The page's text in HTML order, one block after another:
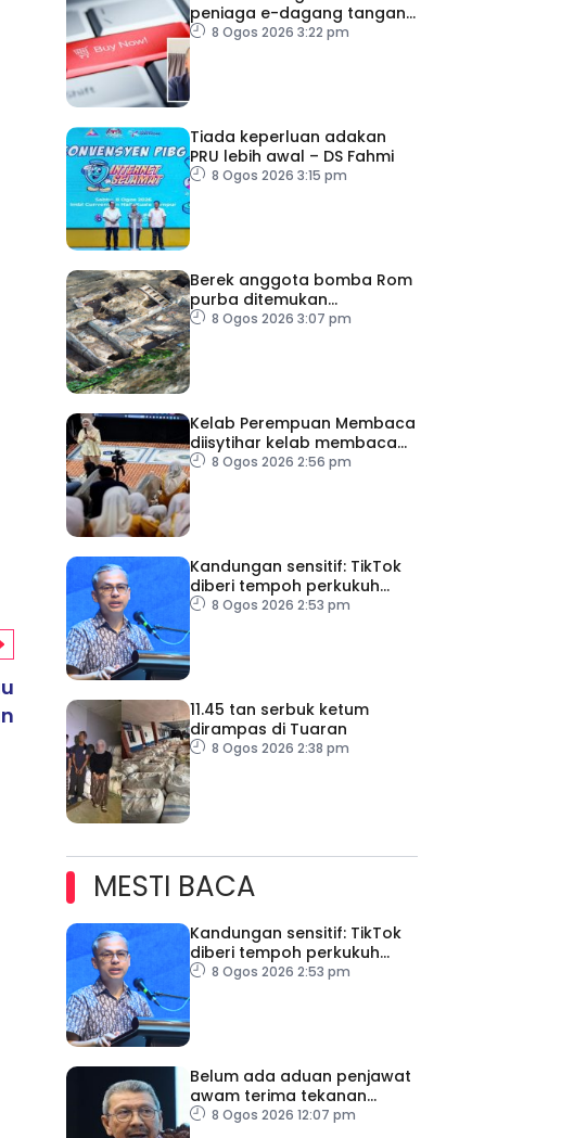
Berhad Perkasa SCORE Marathon 2026 Melalui Kerjasama
Pempengaruh Larian Antarabangsa
peniaga e-dagang tangani
lambakan produk import
8 Ogos 2026 3:22 pm
Tiada keperluan adakan
PRU lebih awal – DS Fahmi
8 Ogos 2026 3:15 pm
Berek anggota bomba Rom
purba ditemukan
berhampiran Colosseum
8 Ogos 2026 3:07 pm
Kelab Perempuan Membaca
diisytihar kelab membaca
terbesar di Malaysia
8 Ogos 2026 2:56 pm
Kandungan sensitif: TikTok
diberi tempoh perkukuh
sistem moderasi
8 Ogos 2026 2:53 pm
11.45 tan serbuk ketum
dirampas di Tuaran
8 Ogos 2026 2:38 pm
MESTI BACA
Kandungan sensitif: TikTok
diberi tempoh perkukuh
sistem moderasi
8 Ogos 2026 2:53 pm
Belum ada aduan penjawat
awam terima tekanan
daripada ahli politik
8 Ogos 2026 12:07 pm